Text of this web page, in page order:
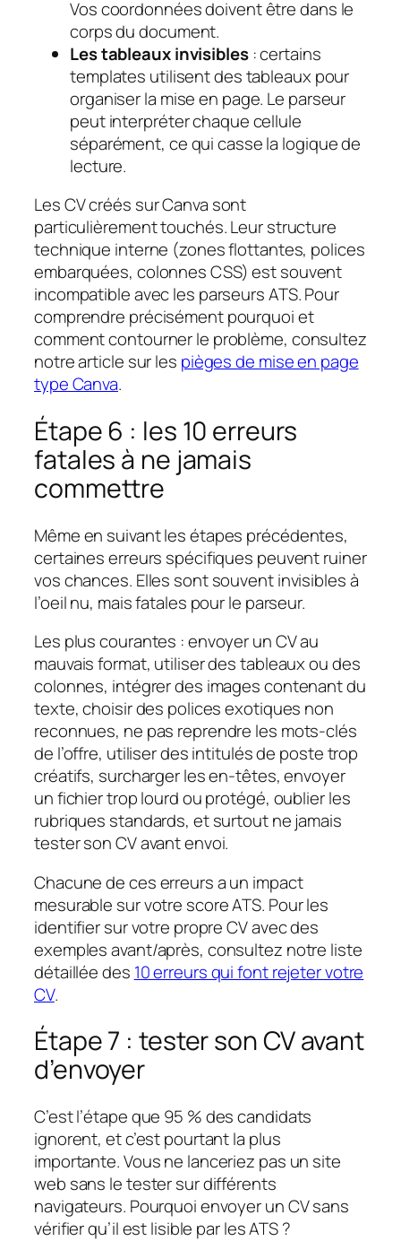
Vos coordonnées doivent être dans le
corps du document.
Les tableaux invisibles: certains
templates utilisent des tableaux pour
organiser la mise en page. Le parseur
peut interpréter chaque cellule
séparément, ce qui casse la logique de
lecture.
Les CV créés sur Canva sont
particulièrement touchés. Leur structure
technique interne (zones flottantes, polices
embarquées, colonnes CSS) est souvent
incompatible avec les parseurs ATS. Pour
comprendre précisément pourquoi et
comment contourner le problème, consultez
notre article sur les pièges de mise en page
type Canva.
Étape 6 : les 10 erreurs
fatales à ne jamais
commettre
Même en suivant les étapes précédentes,
certaines erreurs spécifiques peuvent ruiner
vos chances. Elles sont souvent invisibles à
l’oeil nu, mais fatales pour le parseur.
Les plus courantes : envoyer un CV au
mauvais format, utiliser des tableaux ou des
colonnes, intégrer des images contenant du
texte, choisir des polices exotiques non
reconnues, ne pas reprendre les mots-clés
de l’offre, utiliser des intitulés de poste trop
créatifs, surcharger les en-têtes, envoyer
un fichier trop lourd ou protégé, oublier les
rubriques standards, et surtout ne jamais
tester son CV avant envoi.
Chacune de ces erreurs a un impact
mesurable sur votre score ATS. Pour les
identifier sur votre propre CV avec des
exemples avant/après, consultez notre liste
détaillée des 10 erreurs qui font rejeter votre
CV.
Étape 7 : tester son CV avant
d’envoyer
C’est l’étape que 95 % des candidats
ignorent, et c’est pourtant la plus
importante. Vous ne lanceriez pas un site
web sans le tester sur différents
navigateurs. Pourquoi envoyer un CV sans
vérifier qu’il est lisible par les ATS ?